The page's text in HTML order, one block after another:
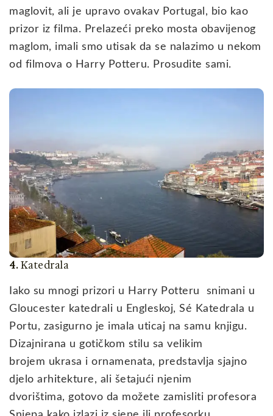
maglovit, ali je upravo ovakav Portugal, bio kao
prizor iz filma. Prelazeći preko mosta obavijenog
maglom, imali smo utisak da se nalazimo u nekom
od filmova o Harry Potteru. Prosudite sami.
4.Katedrala
Iako su mnogi prizori u Harry Potteru snimani u
Gloucester katedrali u Engleskoj, Sé Katedrala u
Portu, zasigurno je imala uticaj na samu knjigu.
Dizajnirana u gotičkom stilu sa velikim
brojem ukrasa i ornamenata, predstavlja sjajno
djelo arhitekture, ali šetajući njenim
dvorištima, gotovo da možete zamisliti profesora